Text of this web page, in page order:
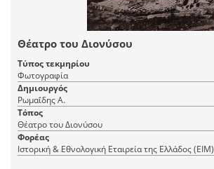
Θέατρο του Διονύσου
Τύπος τεκμηρίου
Φωτογραφία
Δημιουργός
Ρωμαΐδης Α.
Τόπος
Θέατρο του Διονύσου
Φορέας
Ιστορική & Εθνολογική Εταιρεία της Ελλάδος (EIM)